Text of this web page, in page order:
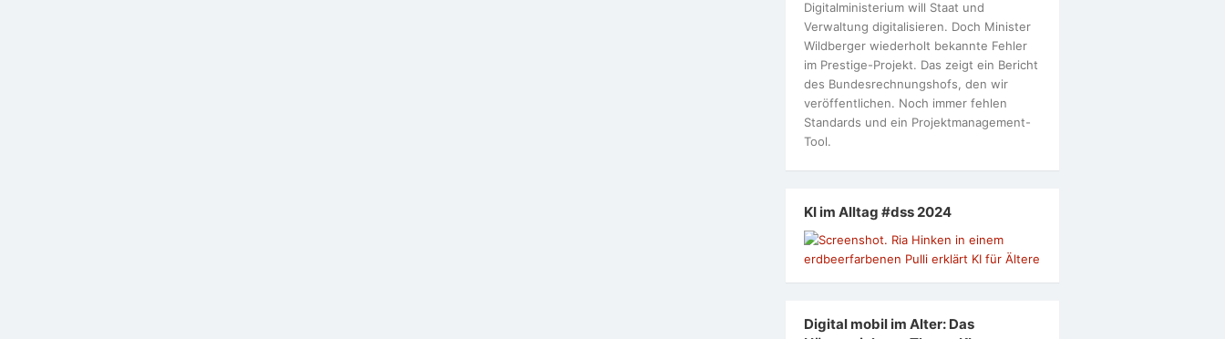
Digitalministerium will Staat und
Verwaltung digitalisieren. Doch Minister
Wildberger wiederholt bekannte Fehler
im Prestige-Projekt. Das zeigt ein Bericht
des Bundesrechnungshofs, den wir
veröffentlichen. Noch immer fehlen
Standards und ein Projektmanagement-
Tool.
KI im Alltag #dss 2024
Digital mobil im Alter: Das